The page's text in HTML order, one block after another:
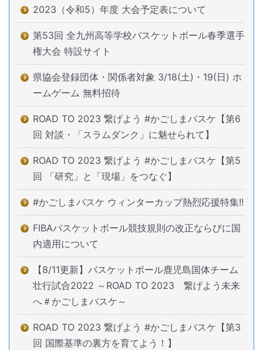
2023（令和5）年度 大会予定表について
第53回 全九州高等学校バスケットボール春季選手
権大会 特設サイト
県協会登録団体・関係者対象 3/18(土)・19(日) ホ
ームゲーム 無料招待
ROAD TO 2023 繋げよう #かごしまバスケ【第6
回 対談・「スラムダンク」に魅せられて】
ROAD TO 2023 繋げよう #かごしまバスケ【第5
回 「研究」と「現場」をつなぐ】
#かごしまバスケ ウィンターカップ熱烈応援特集!!
FIBAバスケットボール競技規則の改正ならびに国
内適用について
【8/11更新】バスケットボール鹿児島国体チーム
壮行試合2022 ～ROAD TO 2023 繋げよう未来
へ＃かごしまバスケ～
ROAD TO 2023 繋げよう #かごしまバスケ【第3
回 国際基準の裏方を育てよう！】